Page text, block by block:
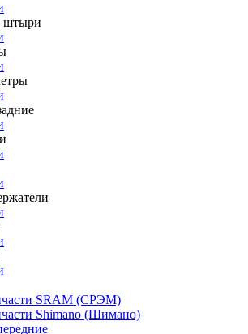
штыри
SRAM (СРЭМ)
Shimano (Шимано)